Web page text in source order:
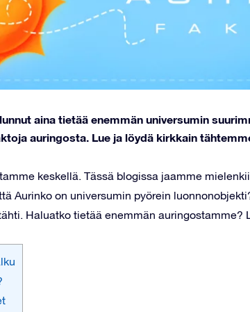
aina tietää enemmän universumin
auringosta. Lue ja löydä kirkkain
keskellä. Tässä blogissa jaamme
Aurinko on universumin pyörein
Haluatko tietää enemmän auringostamme?